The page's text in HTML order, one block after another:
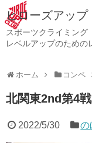
ヒローズアッ
スポーツクライミング
レベルアップのための
ホーム コンペ
北関東2nd第4
2022/5/30 の